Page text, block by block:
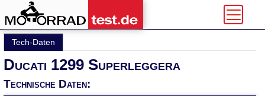
Tech-Daten
Ducati 1299 Superleggera
Technische Daten: